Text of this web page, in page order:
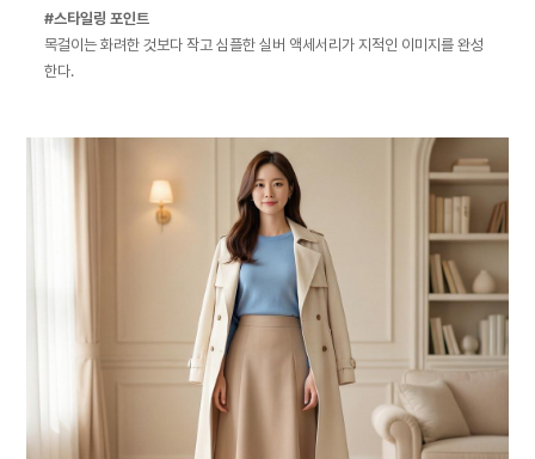
#스타일링 포인트
목걸이는 화려한 것보다 작고 심플한 실버 액세서리가 지적인 이미지를 완성
한다.